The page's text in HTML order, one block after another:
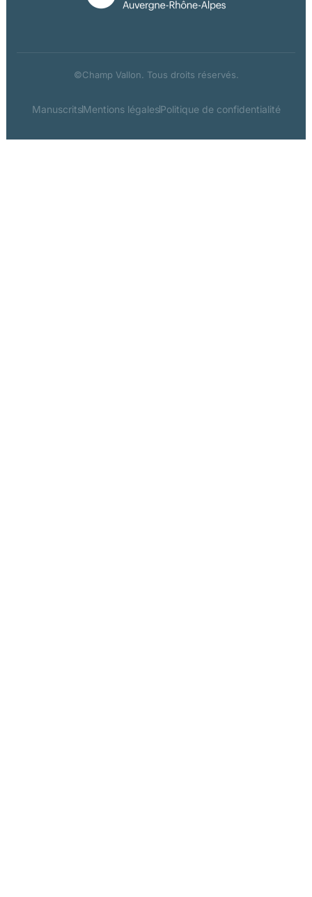
©Champ Vallon. Tous droits réservés.
ManuscritsMentions légalesPolitique de confidentialité